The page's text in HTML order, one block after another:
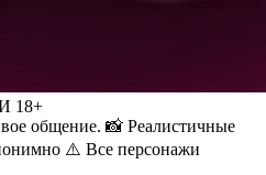
18+
общение. 📸 Реалистичные
⚠️ Все персонажи